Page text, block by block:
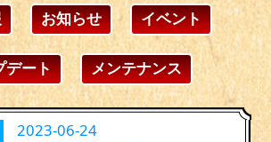
お知らせ イベント
デート メンテナンス
2023-06-24